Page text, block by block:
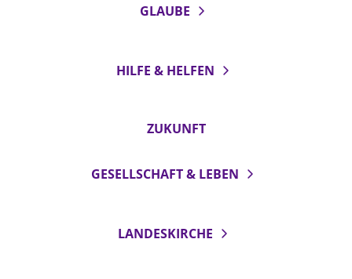
GLAUBE
HILFE & HELFEN
ZUKUNFT
GESELLSCHAFT & LEBEN
LANDESKIRCHE